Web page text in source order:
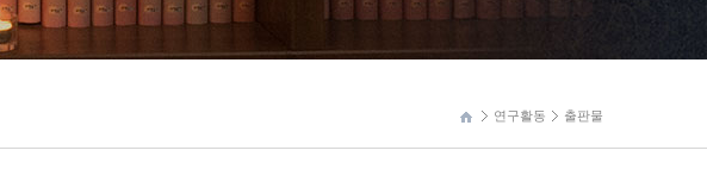
연구활동 출판물